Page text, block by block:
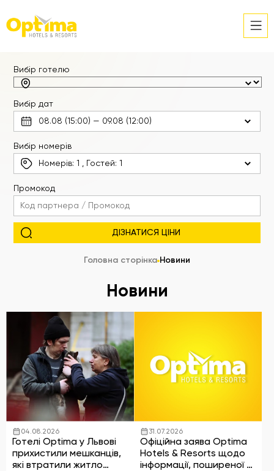
Вибір готелю
Вибір дат
Вибір номерів
Номерів:1 , Гостей: 1
Промокод
Головна сторінка Новини
Новини
04.08.2026
Готелі Optima у Львові
прихистили мешканців,
які втратили житло
31.07.2026
Офіційна заява Optima
Hotels & Resorts щодо
інформації, поширеної у